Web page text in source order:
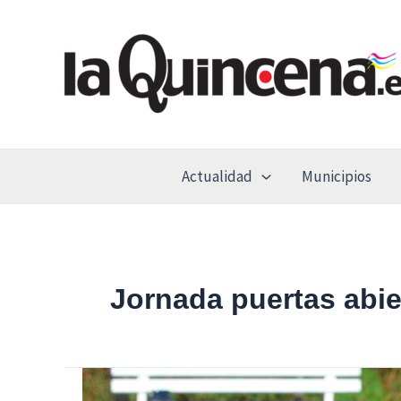
Actualidad Municipios
Jornada puertas
‘Patas